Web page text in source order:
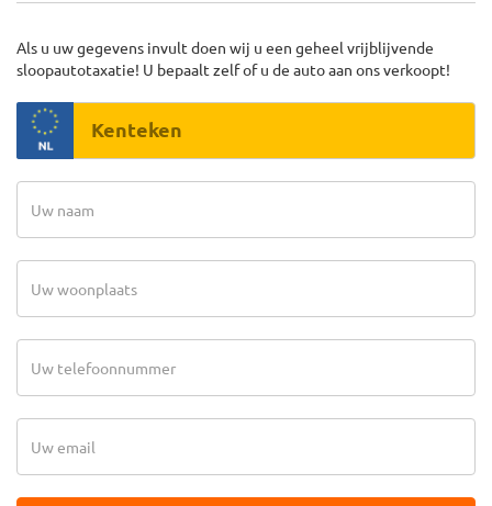
Als u uw gegevens invult doen wij u een geheel vrijblijvende
sloopautotaxatie! U bepaalt zelf of u de auto aan ons verkoopt!